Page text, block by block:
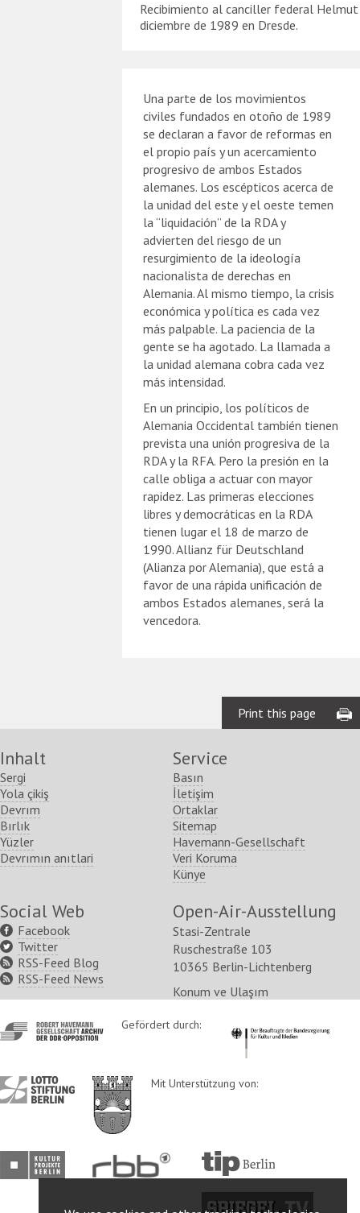
Recibimiento al canciller federal
diciembre de 1989 en Dresde.
Una parte de los movimientos
civiles fundados en otoño de 1989
se declaran a favor de reformas en
el propio país y un acercamiento
progresivo de ambos Estados
alemanes. Los escépticos acerca de
la unidad del este y el oeste temen
la “liquidación” de la RDA y
advierten del riesgo de un
resurgimiento de la ideología
nacionalista de derechas en
Alemania. Al mismo tiempo, la crisis
económica y política es cada vez
más palpable. La paciencia de la
gente se ha agotado. La llamada a
la unidad alemana cobra cada vez
más intensidad.
En un principio, los políticos de
Alemania Occidental también tienen
prevista una unión progresiva de la
RDA y la RFA. Pero la presión en la
calle obliga a actuar con mayor
rapidez. Las primeras elecciones
libres y democráticas en la RDA
tienen lugar el 18 de marzo de
1990. Allianz für Deutschland
(Alianza por Alemania), que está a
favor de una rápida unificación de
ambos Estados alemanes, será la
vencedora.
Print this page
Inhalt
Sergi
Yola çikiş
Devrım
Bırlık
Yüzler
Devrımın anıtlari
Service
Basın
İletişim
Ortaklar
Sitemap
Havemann-Gesellschaft
Veri Koruma
Künye
Social Web
Facebook
Twitter
RSS-Feed Blog
RSS-Feed News
Open-Air-Ausstellung
Stasi-Zentrale
Ruschestraße 103
10365 Berlin-Lichtenberg
Konum ve Ulaşım
http://www.havemann-
gesellschaft.de/
Gefördert durch: http://
http://www.lotto-
stiftung-
http://www.berlin.de/ba-
lichtenberg/
Mit Unterstützung von:
http://www.kulturprojekte-
berlin.de/
http://www.rbb-
online.de/
http://www.tip-
berlin.de/
http://www.spiegel.tv/